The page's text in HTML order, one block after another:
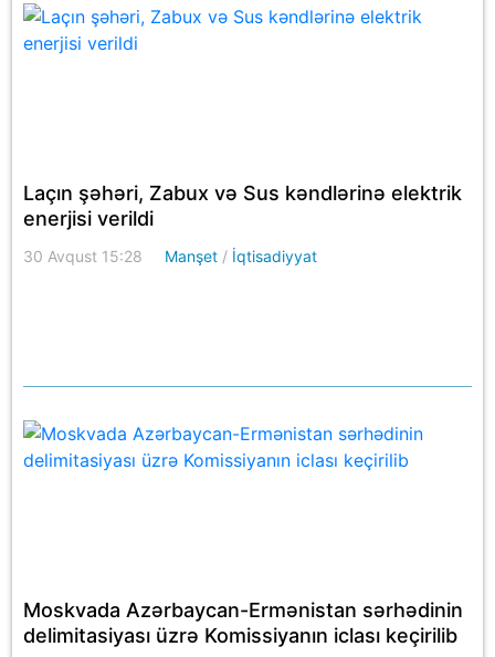
Laçın şəhəri, Zabux və Sus kəndlərinə elektrik
enerjisi verildi
30 Avqust 15:28 Manşet / İqtisadiyyat
Moskvada Azərbaycan-Ermənistan sərhədinin
delimitasiyası üzrə Komissiyanın iclası keçirilib